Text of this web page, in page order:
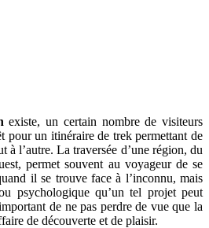
existe, un certain nombre de visiteurs
pour un itinéraire de trek permettant de
à l’autre. La traversée d’une région, du
permet souvent au voyageur de se
il se trouve face à l’inconnu, mais
psychologique qu’un tel projet peut
de ne pas perdre de vue que la
de découverte et de plaisir.